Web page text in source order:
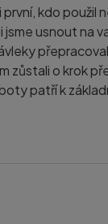
kdo použil
usnout na
zůstali o krok
patří k